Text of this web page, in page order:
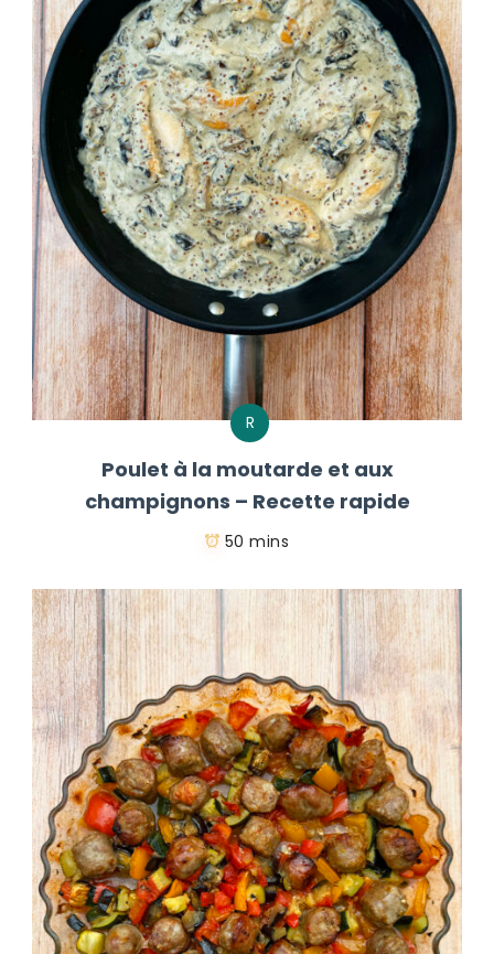
R
Poulet à la moutarde et aux
champignons – Recette rapide
50 mins